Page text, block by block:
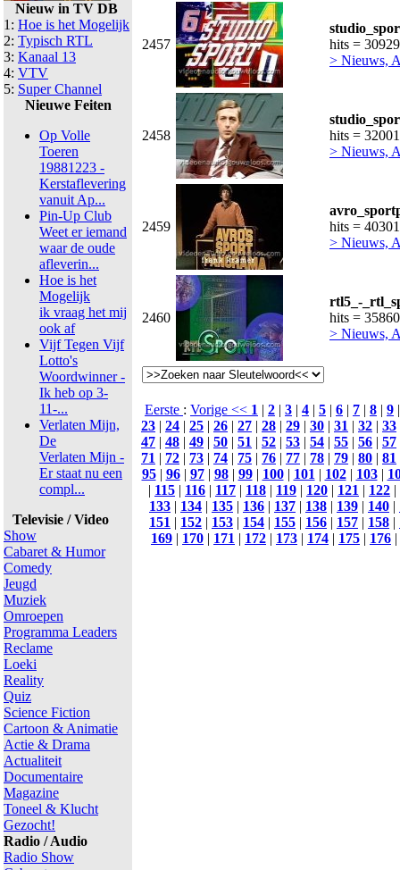
Nieuw in TV DB
1: Hoe is het Mogelijk
2: Typisch RTL
3: Kanaal 13
4: VTV
5: Super Channel
Nieuwe Feiten
Op Volle
Toeren
19881223 -
Kerstaflevering
vanuit Ap...
Pin-Up Club
Weet er iemand
waar de oude
afleverin...
Hoe is het
Mogelijk
ik vraag het mij
ook af
Vijf Tegen Vijf
Lotto's
Woordwinner -
Ik heb op 3-
11-...
Verlaten Mijn,
De
Verlaten Mijn -
Er staat nu een
compl...
Televisie / Video
Show
Cabaret & Humor
Comedy
Jeugd
Muziek
Omroepen
Programma Leaders
Reclame
Loeki
Reality
Quiz
Science Fiction
Cartoon & Animatie
Actie & Drama
Actualiteit
Documentaire
Magazine
Toneel & Klucht
Gezocht!
Radio / Audio
Radio Show
2457
hits = 30929
> Nieuws,
2458
hits = 32001
> Nieuws,
2459
hits = 40301
> Nieuws,
2460
rtl5_-
hits = 35860
> Nieuws,
Eerste : Vorige << 1 | 2 | 3 | 4 | 5 | 6 | 7 | 8 | 9
23 | 24 | 25 | 26 | 27 | 28 | 29 | 30 | 31 | 32 | 33
47 | 48 | 49 | 50 | 51 | 52 | 53 | 54 | 55 | 56 | 57
71 | 72 | 73 | 74 | 75 | 76 | 77 | 78 | 79 | 80 | 81
95| 96| 97| 98| 99| 100| 101| 102| 103|
| 115 | 116 | 117 | 118 | 119 | 120 | 121 | 122 |
133 | 134 | 135 | 136 | 137 | 138 | 139 | 140 |
151 | 152 | 153 | 154 | 155 | 156 | 157 | 158 |
169 | 170 | 171 | 172 | 173 | 174 | 175 | 176 |